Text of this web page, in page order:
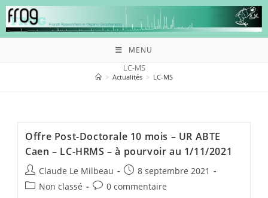
MENU
LC-MS
> Actualités > LC-MS
Offre Post-Doctorale 10 mois – UR ABTE
Caen – LC-HRMS – à pourvoir au 1/11/2021
Claude Le Milbeau
8 septembre 2021
Non classé
0 commentaire